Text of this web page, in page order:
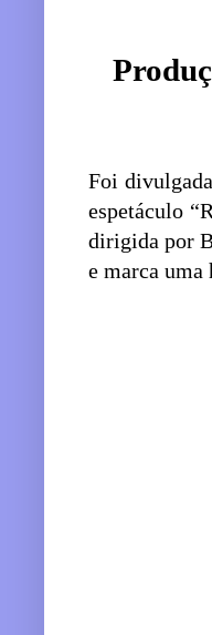
Foi
espetáculo
dirigida por
e marca uma